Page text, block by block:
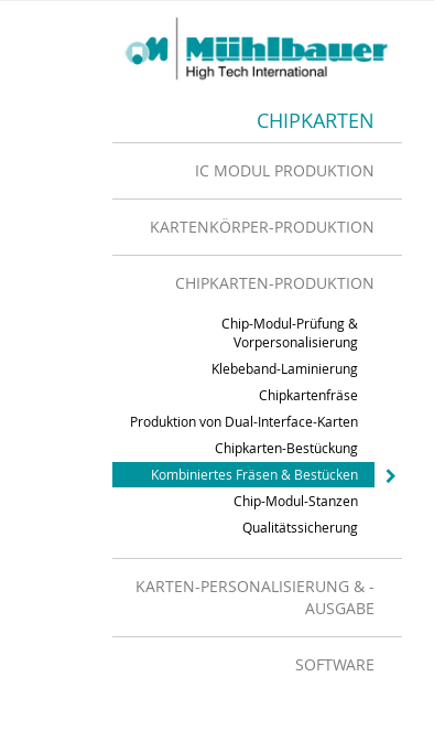
CHIPKARTEN
IC MODUL PRODUKTION
KARTENKÖRPER-PRODUKTION
CHIPKARTEN-PRODUKTION
Chip-Modul-Prüfung &
Vorpersonalisierung
Klebeband-Laminierung
Chipkartenfräse
Produktion von Dual-Interface-Karten
Chipkarten-Bestückung
Kombiniertes Fräsen & Bestücken
Chip-Modul-Stanzen
Qualitätssicherung
KARTEN-PERSONALISIERUNG & -
AUSGABE
SOFTWARE